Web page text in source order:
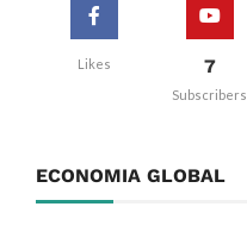
Likes 7
Subscribers
ECONOMIA GLOBAL